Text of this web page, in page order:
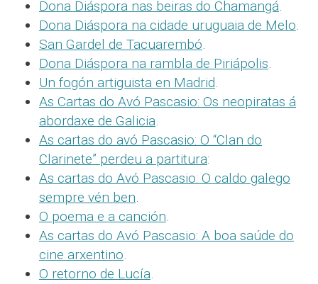
Dona Diáspora nas beiras do Chamangá.
Dona Diáspora na cidade uruguaia de Melo.
San Gardel de Tacuarembó.
Dona Diáspora na rambla de Piriápolis.
Un fogón artiguista en Madrid.
As Cartas do Avó Pascasio: Os neopiratas á
abordaxe de Galicia.
As cartas do avó Pascasio: O “Clan do
Clarinete” perdeu a partitura:
As cartas do Avó Pascasio: O caldo galego
sempre vén ben.
O poema e a canción.
As cartas do Avó Pascasio: A boa saúde do
cine arxentino.
O retorno de Lucía.